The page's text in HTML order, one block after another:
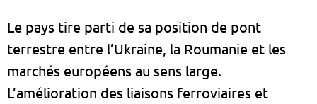
Le pays tire parti de sa position de pont
terrestre entre l’Ukraine, la Roumanie et les
marchés européens au sens large.
L’amélioration des liaisons ferroviaires et